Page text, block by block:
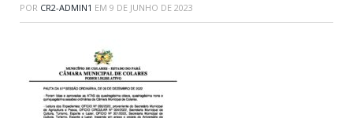
POR CR2-ADMIN1 EM 9 DE JUNHO DE 2023